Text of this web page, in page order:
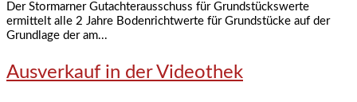
Der Stormarner Gutachterausschuss für Grundstückswerte
ermittelt alle 2 Jahre Bodenrichtwerte für Grundstücke auf der
Grundlage der am...
Ausverkauf in der Videothek